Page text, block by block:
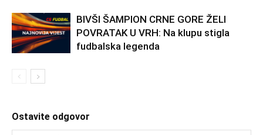
BIVŠI ŠAMPION CRNE GORE ŽELI
POVRATAK U VRH: Na klupu stigla
fudbalska legenda
Ostavite odgovor